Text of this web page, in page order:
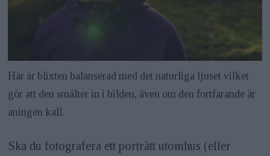
Här är blixten balanserad med det naturliga ljuset vilket
gör att den smälter in i bilden, även om den fortfarande är
aningen kall.
Ska du fotografera ett porträtt utomhus (eller